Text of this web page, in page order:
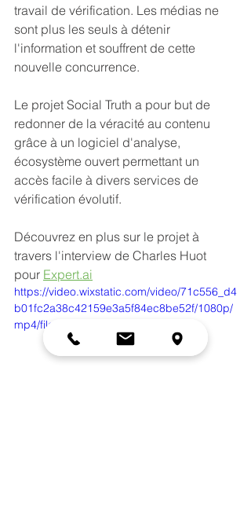
travail de vérification. Les médias ne
sont plus les seuls à détenir
l'information et souffrent de cette
nouvelle concurrence.
Le projet Social Truth a pour but de
redonner de la véracité au contenu
grâce à un logiciel d'analyse,
écosystème ouvert permettant un
accès facile à divers services de
vérification évolutif.
Découvrez en plus sur le projet à
travers l'interview de Charles Huot
pour Expert.ai
https://video.wixstatic.com/video/71c556_d4
b01fc2a38c42159e3a5f84ec8be52f/1080p/
mp4/file.mp4